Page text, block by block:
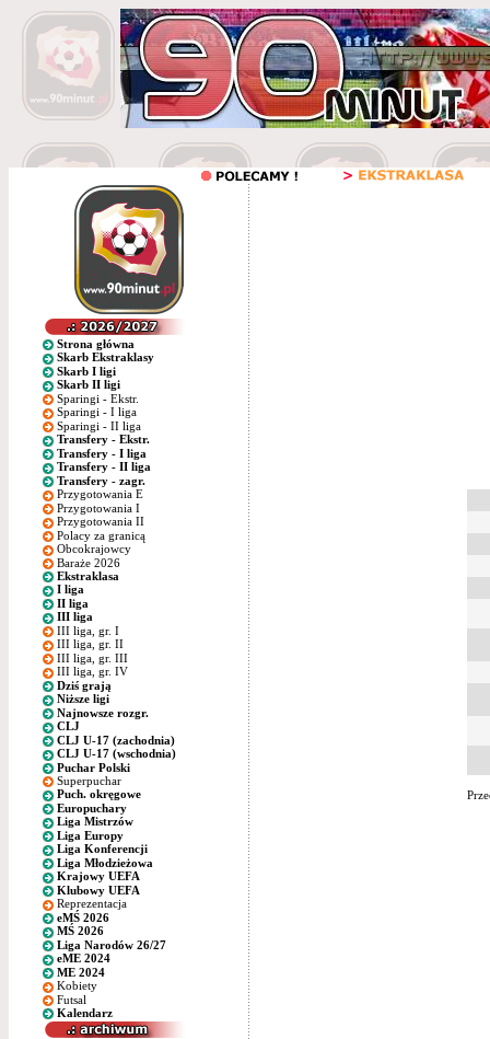
Strona główna
Skarb Ekstraklasy
Skarb I ligi
Skarb II ligi
Sparingi - Ekstr.
Sparingi - I liga
Sparingi - II liga
Transfery - Ekstr.
Transfery - I liga
Transfery - II liga
Transfery - zagr.
Przygotowania E
Przygotowania I
Przygotowania II
Polacy za granicą
Obcokrajowcy
Baraże 2026
Ekstraklasa
I liga
II liga
III liga
III liga, gr. I
III liga, gr. II
III liga, gr. III
III liga, gr. IV
Dziś grają
Niższe ligi
Najnowsze rozgr.
CLJ
CLJ U-17 (zachodnia)
CLJ U-17 (wschodnia)
Puchar Polski
Superpuchar
Puch. okręgowe
Europuchary
Liga Mistrzów
Liga Europy
Liga Konferencji
Liga Młodzieżowa
Krajowy UEFA
Klubowy UEFA
Reprezentacja
eMŚ 2026
MŚ 2026
Liga Narodów 26/27
eME 2024
ME 2024
Kobiety
Futsal
Kalendarz